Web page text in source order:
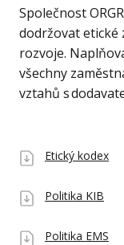
Společnost
dodržovat etické
rozvoje.
všechny
vztahů s
Etický kodex
Politika KIB
Politika EMS